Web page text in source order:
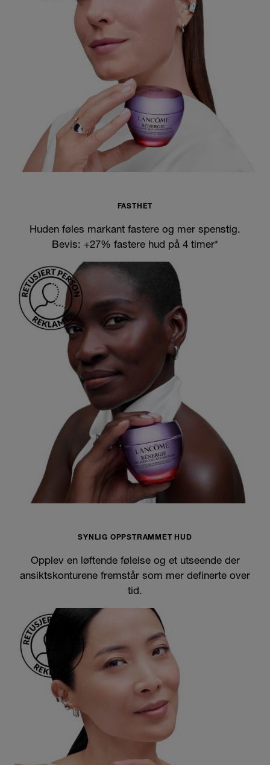
FASTHET
Huden føles markant fastere og mer spenstig.
Bevis: +27% fastere hud på 4 timer*
SYNLIG OPPSTRAMMET HUD
Opplev en løftende følelse og et utseende der
ansiktskonturene fremstår som mer definerte over
tid.